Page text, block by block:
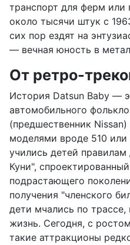
транспорт для ферм или
около тысячи штук с
сих пор ездят на
— вечная юность в
От ретро-
История Datsun Baby —
автомобильного
(предшественник
моделями вроде 510
учились детей
Куни",
подрастающего
получения "членского
дети мчались по
жизнь. Сегодня, с
такие аттракционы